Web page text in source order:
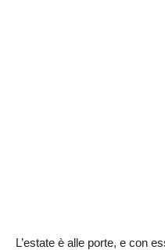
L’estate è alle porte, e con